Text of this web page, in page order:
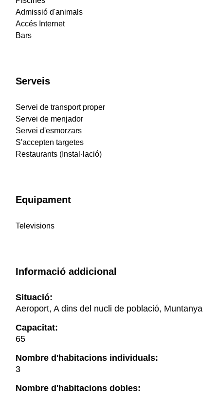
Admissió d'animals
Accés Internet
Bars
Serveis
Servei de transport proper
Servei de menjador
Servei d'esmorzars
S'accepten targetes
Restaurants (Instal·lació)
Equipament
Televisions
Informació addicional
Situació:
Aeroport, A dins del nucli de població, Muntanya
Capacitat:
65
Nombre d'habitacions individuals:
3
Nombre d'habitacions dobles: